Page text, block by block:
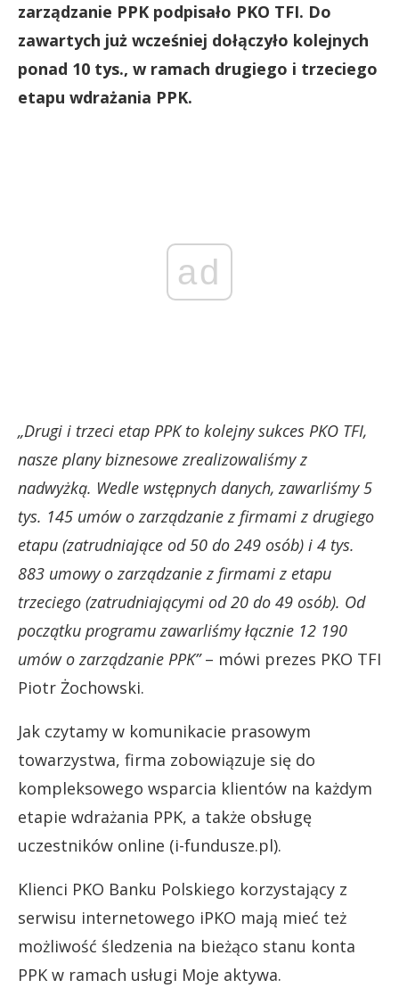
zarządzanie PPK podpisało PKO TFI. Do
zawartych już wcześniej dołączyło kolejnych
ponad 10 tys., w ramach drugiego i trzeciego
etapu wdrażania PPK.
ad
„Drugi i trzeci etap PPK to kolejny sukces PKO TFI,
nasze plany biznesowe zrealizowaliśmy z
nadwyżką. Wedle wstępnych danych, zawarliśmy 5
tys. 145 umów o zarządzanie z firmami z drugiego
etapu (zatrudniające od 50 do 249 osób) i 4 tys.
883 umowy o zarządzanie z firmami z etapu
trzeciego (zatrudniającymi od 20 do 49 osób). Od
początku programu zawarliśmy łącznie 12 190
umów o zarządzanie PPK”– mówi prezes PKO TFI
Piotr Żochowski.
Jak czytamy w komunikacie prasowym
towarzystwa, firma zobowiązuje się do
kompleksowego wsparcia klientów na każdym
etapie wdrażania PPK, a także obsługę
uczestników online (i-fundusze.pl).
Klienci PKO Banku Polskiego korzystający z
serwisu internetowego iPKO mają mieć też
możliwość śledzenia na bieżąco stanu konta
PPK w ramach usługi Moje aktywa.